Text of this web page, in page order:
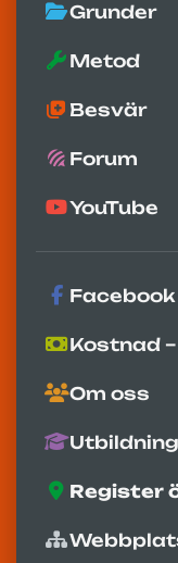
Grunder
Metod
Besvär
Forum
YouTube
Facebook
Kostnad
Om oss
Utbildning
Register